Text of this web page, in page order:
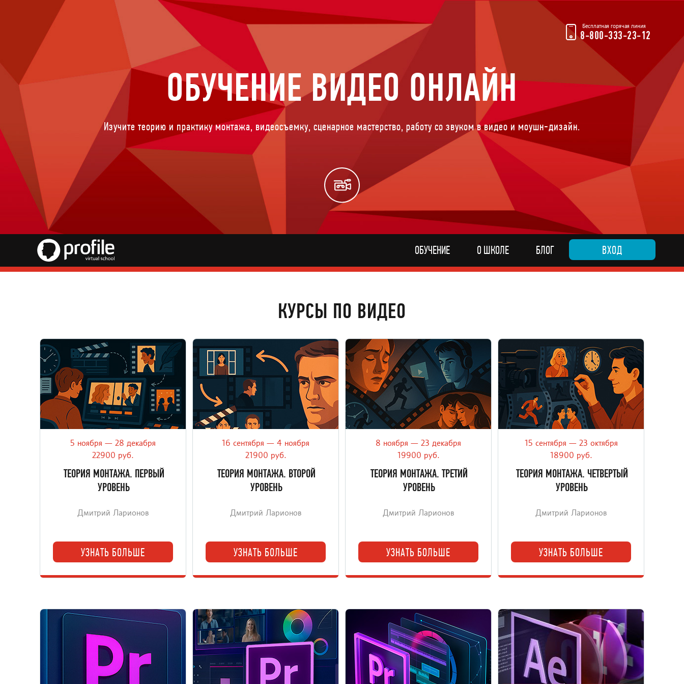
Бесплатная горячая линия
8-800-333-23-12
ОБУЧЕНИЕ ВИДЕО ОНЛАЙН
Изучите теорию и практику монтажа, видеосъемку, сценарное мастерство, работу со звуком в видео и моушн-дизайн.
ОБУЧЕНИЕ О ШКОЛЕ БЛОГ ВХОД
КУРСЫ ПО ВИДЕО
Первая часть академического онлайн-
курса о теории, правилах и традициях
5 ноября — 28 декабря
22900 руб.
ТЕОРИЯ МОНТАЖА. ПЕРВЫЙ
УРОВЕНЬ
Дмитрий Ларионов
УЗНАТЬ БОЛЬШЕ
Вторая часть академического онлайн-
курса о теории, правилах и традициях
16 сентября — 4 ноября
21900 руб.
ТЕОРИЯ МОНТАЖА. ВТОРОЙ
УРОВЕНЬ
Дмитрий Ларионов
УЗНАТЬ БОЛЬШЕ
Третья часть академического онлайн-
курса о теории, правилах и традициях
8 ноября — 23 декабря
19900 руб.
ТЕОРИЯ МОНТАЖА. ТРЕТИЙ
УРОВЕНЬ
Дмитрий Ларионов
УЗНАТЬ БОЛЬШЕ
Научитесь строить сцены, которые
работают — от интриги до последнего
15 сентября — 23 октября
18900 руб.
ТЕОРИЯ МОНТАЖА. ЧЕТВЕРТЫЙ
УРОВЕНЬ
Дмитрий Ларионов
УЗНАТЬ БОЛЬШЕ